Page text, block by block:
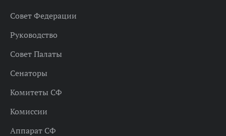
Совет Федерации
Руководство
Совет Палаты
Сенаторы
Комитеты СФ
Комиссии
Аппарат СФ